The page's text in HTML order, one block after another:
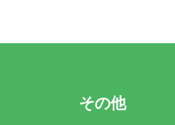
その他